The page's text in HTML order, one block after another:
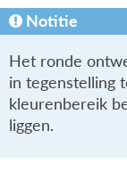
Notitie
Het ronde
in tegenstelling
kleurenbereik
liggen.